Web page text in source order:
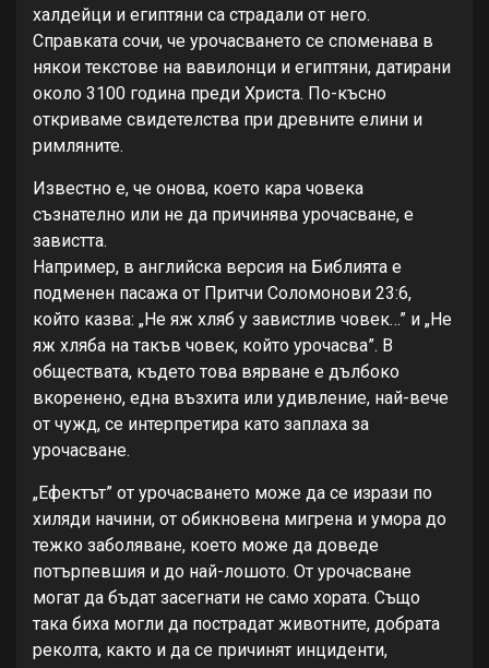
халдейци и египтяни са страдали от него.
Справката сочи, че урочасването се споменава в
някои текстове на вавилонци и египтяни, датирани
около 3100 година преди Христа. По-късно
откриваме свидетелства при древните елини и
римляните.
Известно е, че онова, което кара човека
съзнателно или не да причинява урочасване, е
завистта.
Например, в английска версия на Библията е
подменен пасажа от Притчи Соломонови 23:6,
който казва: „Не яж хляб у завистлив човек…” и „Не
яж хляба на такъв човек, който урочасва”. В
обществата, където това вярване е дълбоко
вкоренено, една възхита или удивление, най-вече
от чужд, се интерпретира като заплаха за
урочасване.
„Ефектът” от урочасването може да се изрази по
хиляди начини, от обикновена мигрена и умора до
тежко заболяване, което може да доведе
потърпевшия и до най-лошото. От урочасване
могат да бъдат засегнати не само хората. Също
така биха могли да пострадат животните, добрата
реколта, както и да се причинят инциденти,